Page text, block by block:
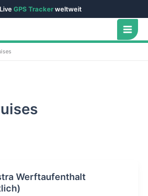
LiveGPS Trackerweltweit
Werftaufenthalt